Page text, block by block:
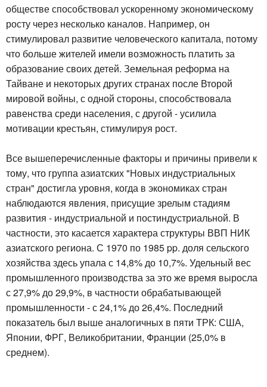
обществе способствовал ускоренному экономическому
росту через несколько каналов. Например, он
стимулировал развитие человеческого капитала, потому
что больше жителей имели возможность платить за
образование своих детей. Земельная реформа на
Тайване и некоторых других странах после Второй
мировой войны, с одной стороны, способствовала
равенства среди населения, с другой - усилила
мотивации крестьян, стимулируя рост.
Все вышеперечисленные факторы и причины привели к
тому, что группа азиатских "Новых индустриальных
стран" достигла уровня, когда в экономиках стран
наблюдаются явления, присущие зрелым стадиям
развития - индустриальной и постиндустриальной. В
частности, это касается характера структуры ВВП НИК
азиатского региона. С 1970 по 1985 pp. доля сельского
хозяйства здесь упала с 14,8% до 10,7%. Удельный вес
промышленного производства за это же время выросла
с 27,9% до 29,9%, в частности обрабатывающей
промышленности - с 24,1% до 26,4%. Последний
показатель был выше аналогичных в пяти ТРК: США,
Японии, ФРГ, Великобритании, Франции (25,0% в
среднем).